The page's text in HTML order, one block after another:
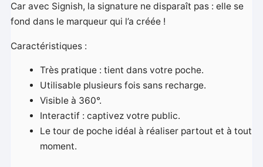
Car avec Signish, la signature ne disparaît pas : elle se
fond dans le marqueur qui l’a créée !
Caractéristiques :
Très pratique : tient dans votre poche.
Utilisable plusieurs fois sans recharge.
Visible à 360°.
Interactif : captivez votre public.
Le tour de poche idéal à réaliser partout et à tout
moment.